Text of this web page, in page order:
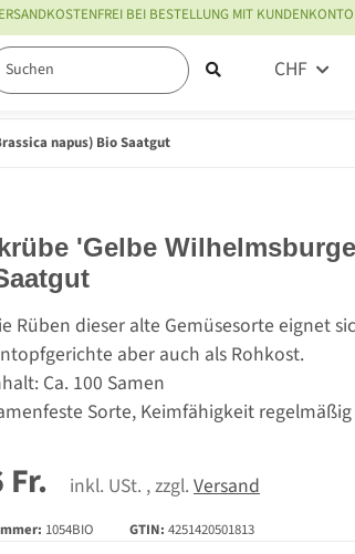
BEI BESTELLUNG MIT KUNDENKONTO
CHF
Service
napus) Bio Saatgut
'Gelbe
Rüben dieser alte Gemüsesorte eignet
aber auch als Rohkost.
Ca. 100 Samen
Sorte, Keimfähigkeit
inkl. USt. , zzgl. Versand
1054BIO GTIN: 4251420501813